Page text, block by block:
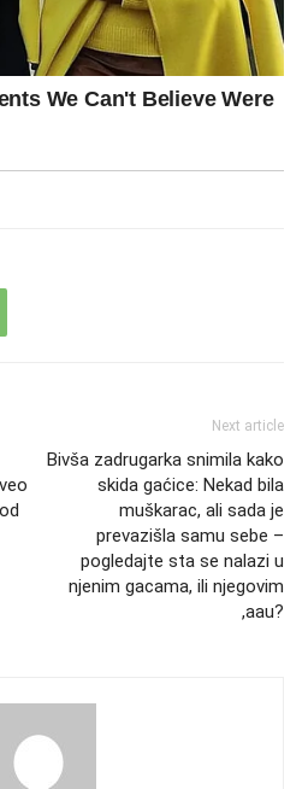
Next article
Bivša zadrugarka snimila kako
skida gaćice: Nekad bila
muškarac, ali sada je
prevazišla samu sebe –
pogledajte sta se nalazi u
njenim gacama, ili njegovim
,aau?